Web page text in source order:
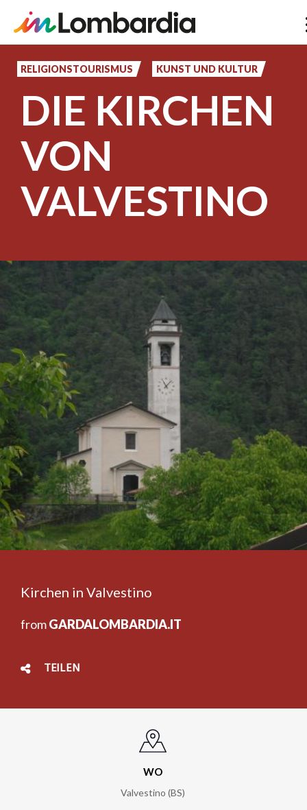
zumRELIGIONSTOURISMUS KUNST UND KULTUR
DIE KIRCHEN
VON
VALVESTINO
Kirchen in Valvestino
fromGARDALOMBARDIA.IT
TEILEN
WO
Valvestino (BS)